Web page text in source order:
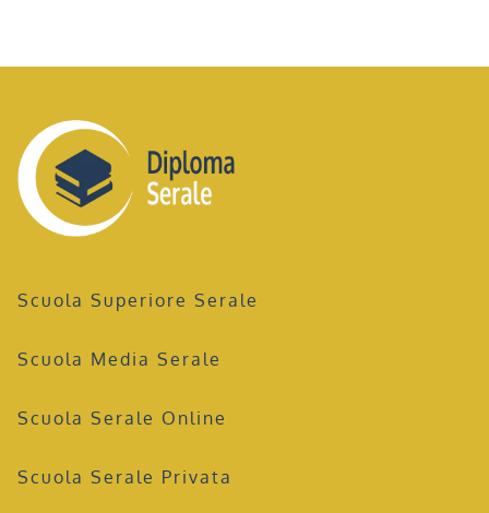
Scuola Superiore Serale
Scuola Media Serale
Scuola Serale Online
Scuola Serale Privata